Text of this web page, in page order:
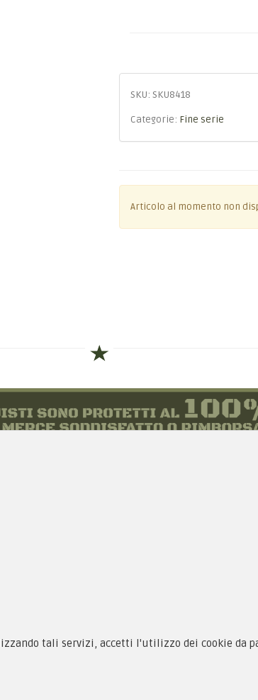
SKU: SKU8418
Categorie: Fine serie
Articolo al momento non
tali servizi, accetti l'utilizzo dei cookie da